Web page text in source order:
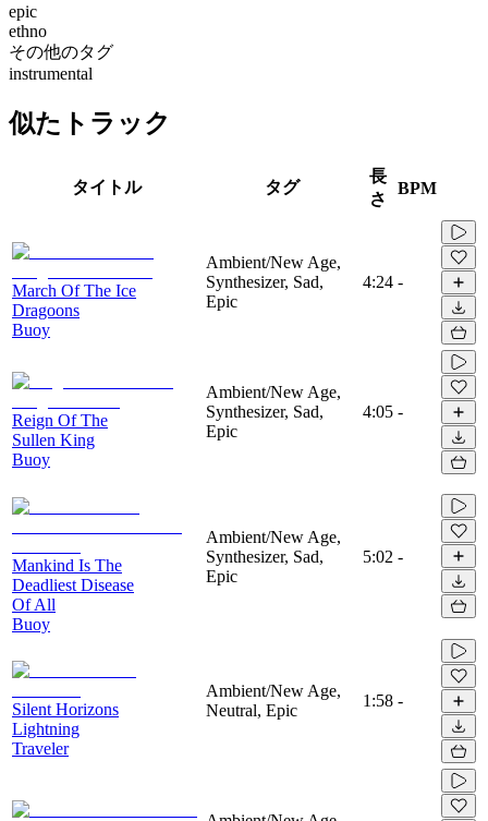
epic
ethno
その他のタグ
instrumental
似たトラック
タイトル タグ
長
さ
BPM
March Of The Ice
Dragoons
Buoy
Ambient/New Age,
Synthesizer, Sad,
Epic
4:24 -
Reign Of The
Sullen King
Buoy
Ambient/New Age,
Synthesizer, Sad,
Epic
4:05 -
Mankind Is The
Deadliest Disease
Of All
Buoy
Ambient/New Age,
Synthesizer, Sad,
Epic
5:02 -
Silent Horizons
Lightning
Traveler
Ambient/New Age,
Neutral, Epic
1:58 -